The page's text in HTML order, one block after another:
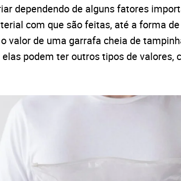
dependendo de alguns fatores
com que são feitas, até a forma
valor de uma garrafa cheia de
podem ter outros tipos de valores,